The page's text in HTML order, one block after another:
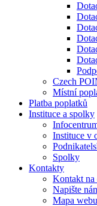
Czech
Místní
Platba poplatků
Instituce a spolky
Instituce v
Spolky
Kontakty
Kontakt na
Napište
Mapa webu